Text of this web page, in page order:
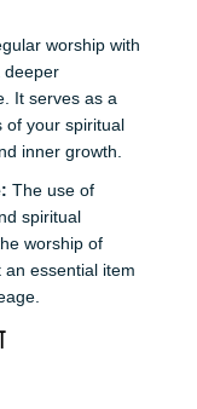
worship with
deeper
It serves as a
of your spiritual
inner growth.
The use of
spiritual
worship of
essential item